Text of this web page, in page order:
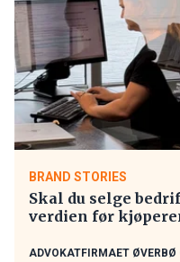
BRAND STORIES
Skal du selge
verdien før
ADVOKATFIRMAET ØVERBØ